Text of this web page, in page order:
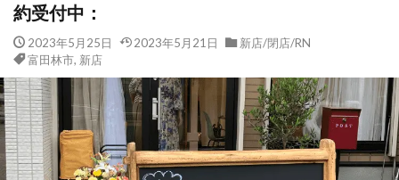
約受付中：
2023年5月25日 2023年5月21日
新店/閉店/RN
富田林市, 新店